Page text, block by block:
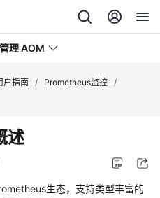
理 AOM
户指南 / Prometheus监控 /
述
生态，支持类型丰富的